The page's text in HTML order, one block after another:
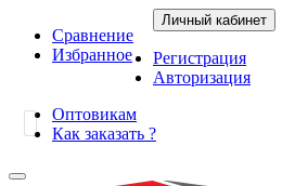
Сравнение
Избранное
Личный кабинет
Регистрация
Авторизация
Оптовикам
Как заказать ?